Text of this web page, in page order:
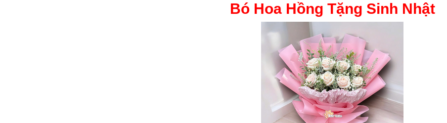
Bó Hoa Hồng Tặng Sinh Nhật